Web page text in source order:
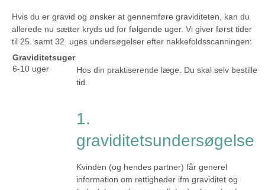
Hvis du er gravid og ønsker at gennemføre graviditeten, kan du
allerede nu sætter kryds ud for følgende uger. Vi giver først tider
til 25. samt 32. uges undersøgelser efter nakkefoldsscanningen:
Graviditetsuger
6-10 uger
Hos din praktiserende læge. Du skal selv bestille
tid.
1.
graviditetsundersøgelse
Kvinden (og hendes partner) får generel
information om rettigheder ifm graviditet og